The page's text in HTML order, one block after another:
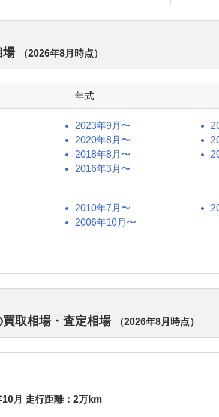
場 （2026年8月 時点）
年式
2023年9月〜
2020年8月〜
2018年8月〜
2016年3月〜
2010年7月〜
2006年10月〜
取相場・査定相場 （2026年8月 時点）
10月 走行距離：2万km